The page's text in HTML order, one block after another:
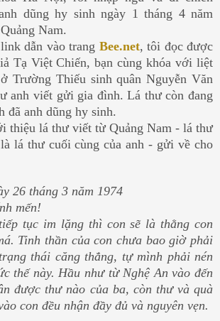
dũng hy sinh ngày 1 tháng 4 năm
Nam.
dẫn vào trang Bee.net, tôi đọc được
Tạ Việt Chiến, bạn cùng khóa với liệt
Trường Thiếu sinh quân Nguyễn Văn
anh viết gửi gia đình. Lá thư còn đang
đã anh dũng hy sinh.
thiệu lá thư viết từ Quảng Nam - lá thư
lá thư cuối cùng của anh - gửi về cho
26 tháng 3 năm 1974
mến!
tục im lặng thì con sẽ là thằng con
Tinh thần của con chưa bao giờ phải
thái căng thẳng, tự mình phải nén
thế này. Hầu như từ Nghệ An vào đến
được thư nào của ba, còn thư và quà
con đều nhận đầy đủ và nguyên vẹn.